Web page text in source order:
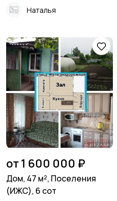
Наталья
от 1 600 000 ₽
Дом, 47 м², Поселения
(ИЖС), 6 сот